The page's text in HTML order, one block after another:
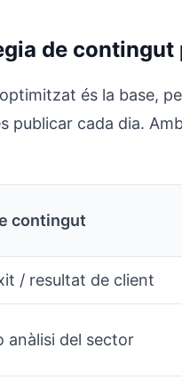
de
és la base,
publicar cada dia.
contingut
/ resultat de client
anàlisi del sector